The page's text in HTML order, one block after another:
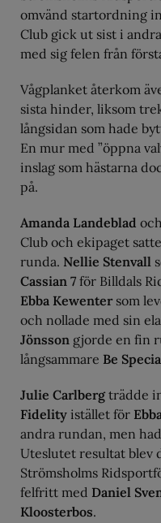
omvänd startordning
Club gick ut sist i
med sig felen från
Vågplanket återkom
sista hinder, liksom
långsidan som hade
En mur med ”öppna
inslag som hästarna
på.
Amanda Landeblad och
Club och ekipaget
runda. Nellie Stenvall
Cassian 7 för Billdals
Ebba Kewenter som
och nollade med sin
Jönsson gjorde en fin
långsammare Be
Julie Carlbergträdde
Fidelity istället för
andra rundan, men
Uteslutet resultat blev
Strömsholms
felfritt med Daniel
Kloosterbos.